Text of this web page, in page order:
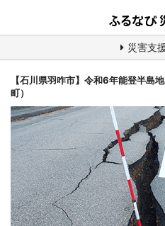
災害支
【石川県羽咋市】令和6年能登半
町）